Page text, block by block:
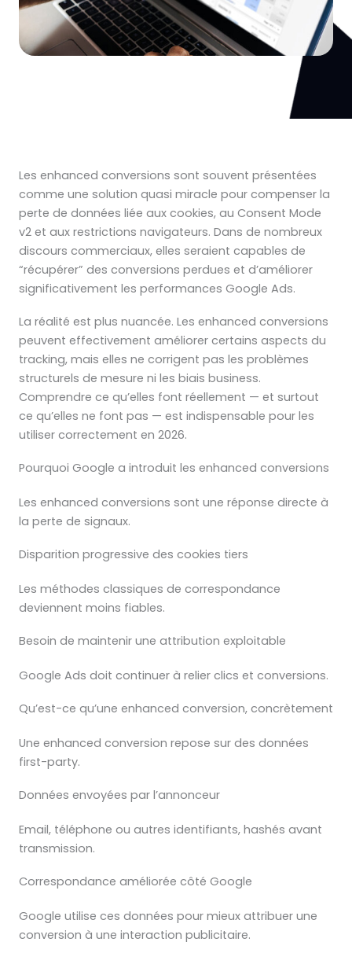
Les enhanced conversions sont souvent présentées
comme une solution quasi miracle pour compenser la
perte de données liée aux cookies, au Consent Mode
v2 et aux restrictions navigateurs. Dans de nombreux
discours commerciaux, elles seraient capables de
“récupérer” des conversions perdues et d’améliorer
significativement les performances Google Ads.
La réalité est plus nuancée. Les enhanced conversions
peuvent effectivement améliorer certains aspects du
tracking, mais elles ne corrigent pas les problèmes
structurels de mesure ni les biais business.
Comprendre ce qu’elles font réellement — et surtout
ce qu’elles ne font pas — est indispensable pour les
utiliser correctement en 2026.
Pourquoi Google a introduit les enhanced conversions
Les enhanced conversions sont une réponse directe à
la perte de signaux.
Disparition progressive des cookies tiers
Les méthodes classiques de correspondance
deviennent moins fiables.
Besoin de maintenir une attribution exploitable
Google Ads doit continuer à relier clics et conversions.
Qu’est-ce qu’une enhanced conversion, concrètement
Une enhanced conversion repose sur des données
first-party.
Données envoyées par l’annonceur
Email, téléphone ou autres identifiants, hashés avant
transmission.
Correspondance améliorée côté Google
Google utilise ces données pour mieux attribuer une
conversion à une interaction publicitaire.